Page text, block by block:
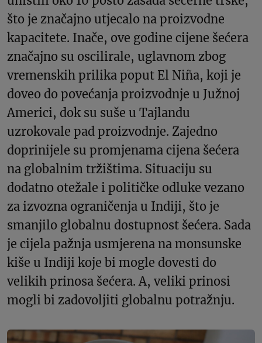
što je značajno utjecalo na proizvodne
kapacitete. Inače, ove godine cijene šećera
značajno su oscilirale, uglavnom zbog
vremenskih prilika poput El Niña, koji je
doveo do povećanja proizvodnje u Južnoj
Americi, dok su suše u Tajlandu
uzrokovale pad proizvodnje. Zajedno
doprinijele su promjenama cijena šećera
na globalnim tržištima. Situaciju su
dodatno otežale i političke odluke vezano
za izvozna ograničenja u Indiji, što je
smanjilo globalnu dostupnost šećera. Sada
je cijela pažnja usmjerena na monsunske
kiše u Indiji koje bi mogle dovesti do
velikih prinosa šećera. A, veliki prinosi
mogli bi zadovoljiti globalnu potražnju.